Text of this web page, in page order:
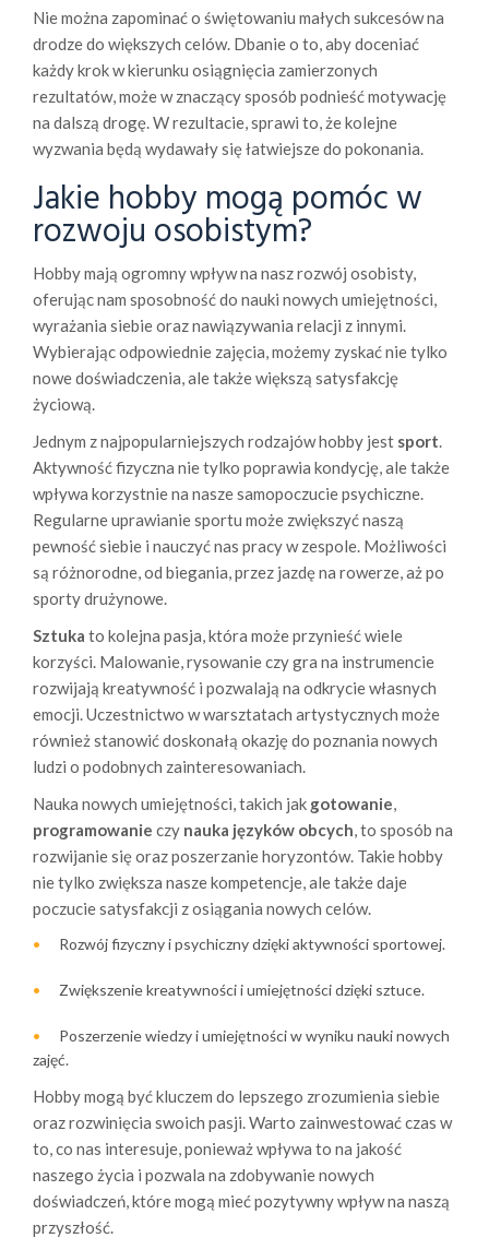
Nie można zapominać o świętowaniu małych sukcesów na
drodze do większych celów. Dbanie o to, aby doceniać
każdy krok w kierunku osiągnięcia zamierzonych
rezultatów, może w znaczący sposób podnieść motywację
na dalszą drogę. W rezultacie, sprawi to, że kolejne
wyzwania będą wydawały się łatwiejsze do pokonania.
Jakie hobby mogą pomóc w
rozwoju osobistym?
Hobby mają ogromny wpływ na nasz rozwój osobisty,
oferując nam sposobność do nauki nowych umiejętności,
wyrażania siebie oraz nawiązywania relacji z innymi.
Wybierając odpowiednie zajęcia, możemy zyskać nie tylko
nowe doświadczenia, ale także większą satysfakcję
życiową.
Jednym z najpopularniejszych rodzajów hobby jest sport.
Aktywność fizyczna nie tylko poprawia kondycję, ale także
wpływa korzystnie na nasze samopoczucie psychiczne.
Regularne uprawianie sportu może zwiększyć naszą
pewność siebie i nauczyć nas pracy w zespole. Możliwości
są różnorodne, od biegania, przez jazdę na rowerze, aż po
sporty drużynowe.
Sztuka to kolejna pasja, która może przynieść wiele
korzyści. Malowanie, rysowanie czy gra na instrumencie
rozwijają kreatywność i pozwalają na odkrycie własnych
emocji. Uczestnictwo w warsztatach artystycznych może
również stanowić doskonałą okazję do poznania nowych
ludzi o podobnych zainteresowaniach.
Nauka nowych umiejętności, takich jak gotowanie,
programowanie czy nauka języków obcych, to sposób na
rozwijanie się oraz poszerzanie horyzontów. Takie hobby
nie tylko zwiększa nasze kompetencje, ale także daje
poczucie satysfakcji z osiągania nowych celów.
Rozwój fizyczny i psychiczny dzięki aktywności sportowej.
Zwiększenie kreatywności i umiejętności dzięki sztuce.
Poszerzenie wiedzy i umiejętności w wyniku nauki nowych
zajęć.
Hobby mogą być kluczem do lepszego zrozumienia siebie
oraz rozwinięcia swoich pasji. Warto zainwestować czas w
to, co nas interesuje, ponieważ wpływa to na jakość
naszego życia i pozwala na zdobywanie nowych
doświadczeń, które mogą mieć pozytywny wpływ na naszą
przyszłość.